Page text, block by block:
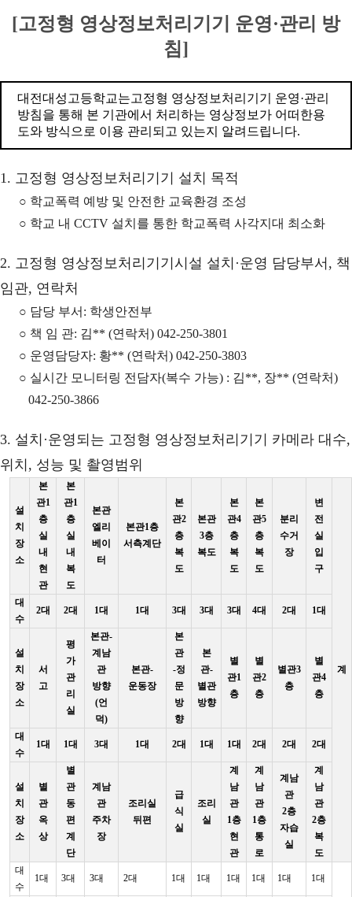
[고정형 영상정보처리기기 운영·관리 방
침]
대전대성고등학교는고정형 영상정보처리기기 운영·관리
방침을 통해 본 기관에서 처리하는 영상정보가 어떠한용
도와 방식으로 이용 관리되고 있는지 알려드립니다.
1. 고정형 영상정보처리기기 설치 목적
○ 학교폭력 예방 및 안전한 교육환경 조성
○ 학교 내 CCTV 설치를 통한 학교폭력 사각지대 최소화
2. 고정형 영상정보처리기기시설 설치·운영 담당부서, 책
임관, 연락처
○ 담당 부서: 학생안전부
○ 책 임 관: 김** (연락처) 042-250-3801
○ 운영담당자: 황** (연락처) 042-250-3803
○ 실시간 모니터링 전담자(복수 가능) : 김**, 장** (연락처)
042-250-3866
3. 설치·운영되는 고정형 영상정보처리기기 카메라 대수,
위치, 성능 및 촬영범위
설
치
장
소
본
관1
층
실
내
현
관
본
관1
층
실
내
복
도
본관
엘리
베이
터
본관1층
서측계단
본
관2
층
복
도
본관
3층
복도
본
관4
층
복
도
본
관5
층
복
도
분리
수거
장
변
전
실
입
구
계
대
수
2대 2대 1대 1대 3대 3대 3대 4대 2대 1대
설
치
장
소
서
고
평
가
관
리
실
본관-
계남
관
방향
(언
덕)
본관-
운동장
본
관
-정
문
방
향
본
관-
별관
방향
별
관1
층
별
관2
층
별관3
층
별
관4
층
대
수
1대 1대 3대 1대 2대 1대 1대 2대 2대 2대
설
치
장
소
별
관
옥
상
별
관
동
편
계
단
계남
관
주차
장
조리실
뒤편
급
식
실
조리
실
계
남
관
1층
현
관
계
남
관
1층
통
로
계남
관
2층
자습
실
계
남
관
2층
복
도
대
수
1대 3대 3대 2대 1대 1대 1대 1대 1대 1대